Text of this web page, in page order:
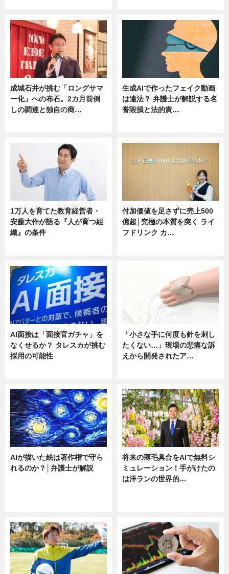
成城石井が挑む「ロングサマ
ー化」への布石。2カ月前倒
しの調達と独自の商…
生成AIで作ったフェイク動画
は違法？ 弁護士が解説する名
誉毀損と法的責…
1万人を育てた教育経営者・
安藤大作が語る『人が育つ組
織』の条件
付加価値を足さずに売上500
億超│究極の本質を突く ライ
フドリンク カ…
AI面接は「面接官ガチャ」を
なくせるか？ タレスカが挑む
採用の可能性
「小さな手に何度も針を刺し
たくない…」現場の悲痛な訴
えから開発されたア…
AIが描いた絵は著作権で守ら
れるのか？│弁護士が解説
将来の薄毛具合をAIで無料シ
ミュレーション！手がけたの
は洋ランの世界的…